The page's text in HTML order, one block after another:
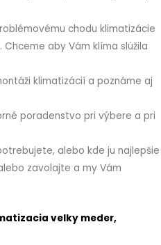
chodu klimatizácie
aby Vám klíma slúžila
klimatizácií a poznáme aj
poradenstvo pri výbere a pri
alebo kde ju najlepšie
zavolajte a my Vám
velky meder,